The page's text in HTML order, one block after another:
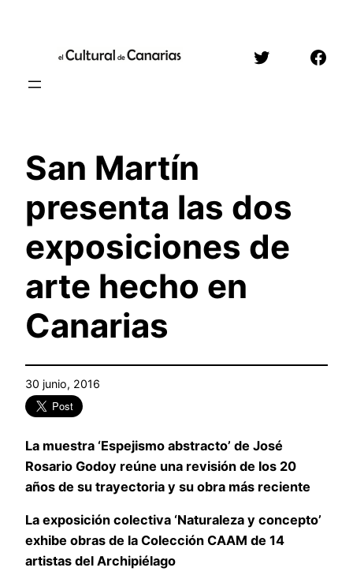
contenido
Twitter
San Martín
presenta las dos
exposiciones de
arte hecho en
Canarias
30 junio, 2016
La muestra ‘Espejismo abstracto’ de José
Rosario Godoy reúne una revisión de los 20
años de su trayectoria y su obra más reciente
La exposición colectiva ‘Naturaleza y concepto’
exhibe obras de la Colección CAAM de 14
artistas del Archipiélago